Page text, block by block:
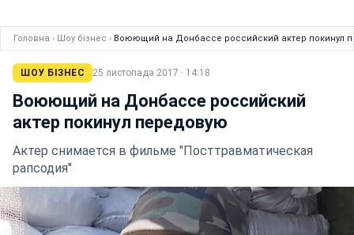
Головна › Шоу бізнес › Воюющий на Донбассе российский актер покинул
ШОУ БІЗНЕС 25 листопада 2017 · 14:18
Воюющий на Донбассе российский
актер покинул передовую
Актер снимается в фильме "Посттравматическая
рапсодия"